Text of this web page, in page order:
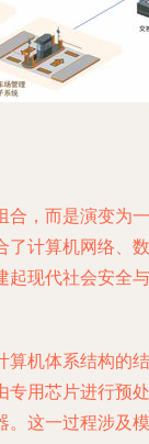
合，而是演变为一
了计算机网络、数
起现代社会安全与
算机体系结构的结
专用芯片进行预处
。这一过程涉及模